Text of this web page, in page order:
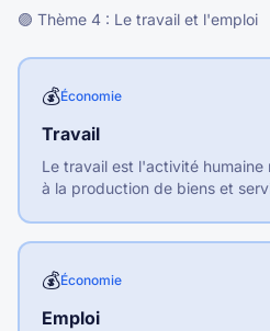
🟣 Thème 4 : Le travail et l'emploi
💰Économie
Travail
Le travail est l'activité
à la production de biens et
💰Économie
Emploi